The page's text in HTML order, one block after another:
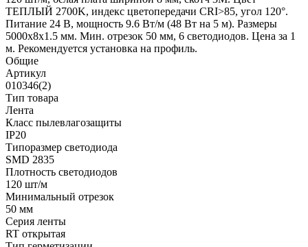
ТЕПЛЫЙ 2700K, индекс цветопередачи CRI>85, угол 120°.
Питание 24 В, мощность 9.6 Вт/м (48 Вт на 5 м). Размеры
5000x8x1.5 мм. Мин. отрезок 50 мм, 6 светодиодов. Цена за 1
м. Рекомендуется установка на профиль.
Общие
Артикул
010346(2)
Тип товара
Лента
Класс пылевлагозащиты
IP20
Типоразмер светодиода
SMD 2835
Плотность светодиодов
120 шт/м
Минимальный отрезок
50 мм
Серия ленты
RT открытая